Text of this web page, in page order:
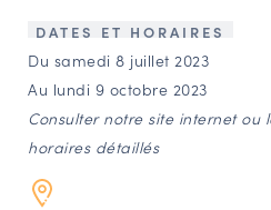
CONTACT
Agenda
Annuaire
DATES ET HORAIRES
Du samedi 8 juillet 2023
Au lundi 9 octobre 2023
Consulter notre site internet
horaires détaillés